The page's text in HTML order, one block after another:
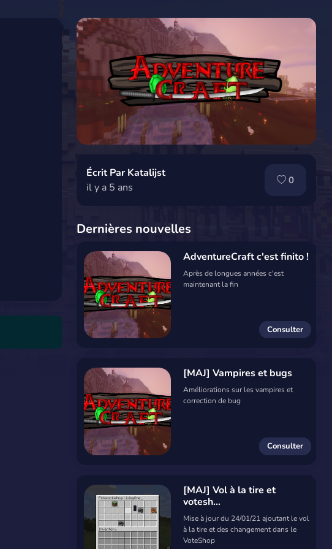
Écrit Par Katalijst
il y a 5 ans
0
Dernières nouvelles
AdventureCraft c'est finito !
Après de longues années c'est
maintenant la fin
Consulter
[MAJ] Vampires et bugs
Améliorations sur les vampires et
correction de bug
Consulter
[MAJ] Vol à la tire et
votesh...
Mise à jour du 24/01/21 ajoutant le vol
à la tire et des changement dans le
VoteShop